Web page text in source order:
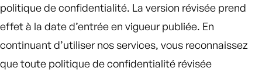
politique de confidentialité. La version révisée prend
effet à la date d’entrée en vigueur publiée. En
continuant d’utiliser nos services, vous reconnaissez
que toute politique de confidentialité révisée